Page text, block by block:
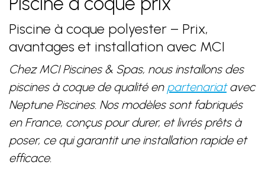
Piscine à coque polyester – Prix,
avantages et installation avec MCI
Chez MCI Piscines & Spas, nous installons des
piscines à coque de qualité en partenariatavec
Neptune Piscines. Nos modèles sont fabriqués
en France, conçus pour durer, et livrés prêts à
poser, ce qui garantit une installation rapide et
efficace.